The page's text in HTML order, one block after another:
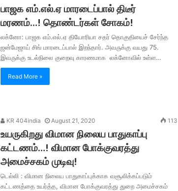
பாஜக எம்.எல்.ஏ மாரடைப்பால் திடீர்
மரணம்…! தொண்டர்கள் சோகம்!
லக்னோ: பாஜக எம்.எல்.ஏ தியோரியா சதர் தொகுதியைச் சேர்ந்த
ஜன்மேஜாய் சிங் மாரடைப்பால் இறந்தார். அவருக்கு வயது 75.
இவருக்கு உடல்நிலை குறைவு காரணமாக லக்னோவில் உள்ள…
Read More »
KR 404india August 21, 2020 113
உயருகிறது விமான நிலைய பாதுகாப்பு
கட்டணம்…! விமான போக்குவரத்து
அமைச்சகம் முடிவு!
டெல்லி : விமான நிலைய பாதுகாப்புக்காக வசூலிக்கப்படும்
கட்டணத்தை உயர்த்த, விமான போக்குவரத்து துறை அமைச்சகம்